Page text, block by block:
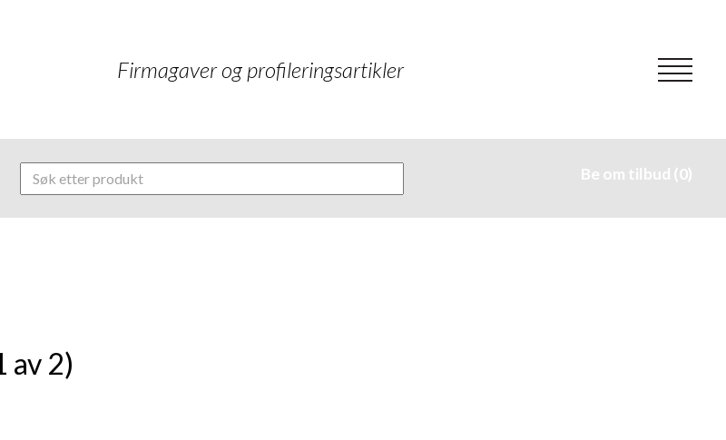
Firmagaver og profileringsartikler
Be om tilbud (0)
av 2)